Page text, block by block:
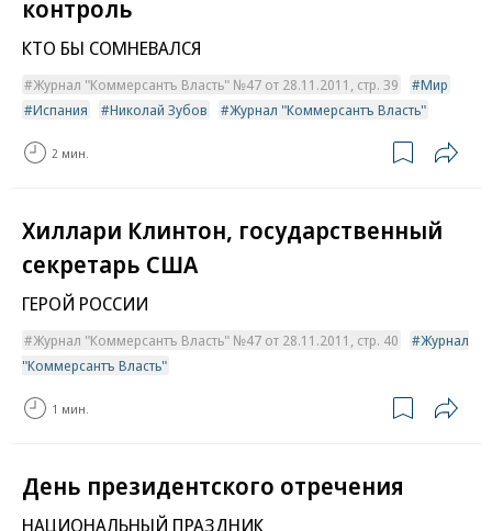
контроль
КТО БЫ СОМНЕВАЛСЯ
Журнал "Коммерсантъ Власть" №47 от 28.11.2011, стр. 39
Мир
Испания
Николай Зубов Журнал "Коммерсантъ Власть"
2 мин.
Хиллари Клинтон, государственный
секретарь США
ГЕРОЙ РОССИИ
Журнал "Коммерсантъ Власть" №47 от 28.11.2011, стр. 40
Журнал
"Коммерсантъ Власть"
1 мин.
День президентского отречения
НАЦИОНАЛЬНЫЙ ПРАЗДНИК